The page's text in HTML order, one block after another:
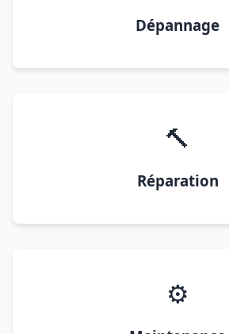
Dépannage
🔨
Réparation
⚙️